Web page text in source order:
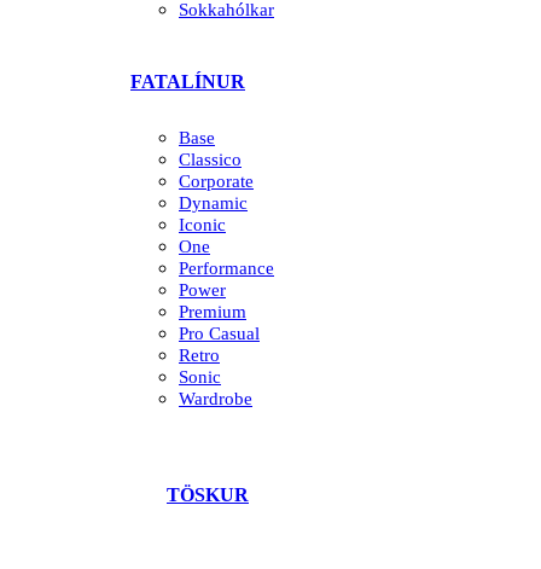
Sokkahólkar
FATALÍNUR
Base
Classico
Corporate
Dynamic
Iconic
One
Performance
Power
Premium
Pro Casual
Retro
Sonic
Wardrobe
TÖSKUR